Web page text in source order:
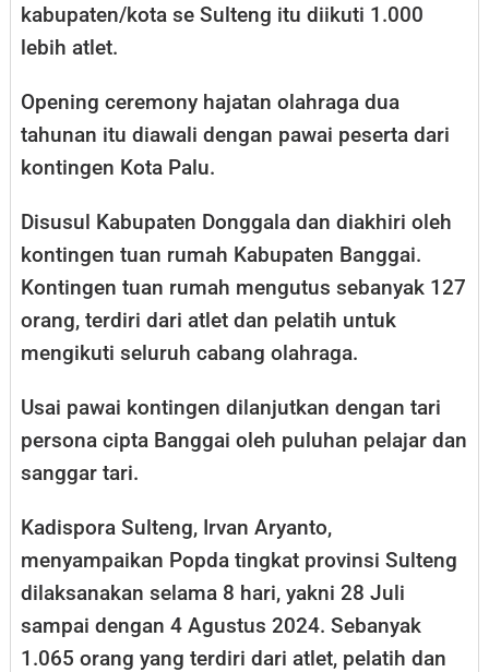
kabupaten/kota se Sulteng itu diikuti 1.000
lebih atlet.
Opening ceremony hajatan olahraga dua
tahunan itu diawali dengan pawai peserta dari
kontingen Kota Palu.
Disusul Kabupaten Donggala dan diakhiri oleh
kontingen tuan rumah Kabupaten Banggai.
Kontingen tuan rumah mengutus sebanyak 127
orang, terdiri dari atlet dan pelatih untuk
mengikuti seluruh cabang olahraga.
Usai pawai kontingen dilanjutkan dengan tari
persona cipta Banggai oleh puluhan pelajar dan
sanggar tari.
Kadispora Sulteng, Irvan Aryanto,
menyampaikan Popda tingkat provinsi Sulteng
dilaksanakan selama 8 hari, yakni 28 Juli
sampai dengan 4 Agustus 2024. Sebanyak
1.065 orang yang terdiri dari atlet, pelatih dan